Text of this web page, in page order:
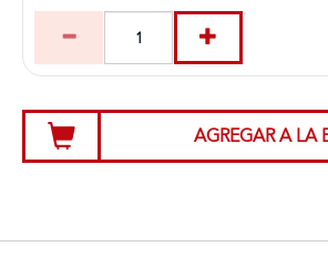
AGREGAR A LA